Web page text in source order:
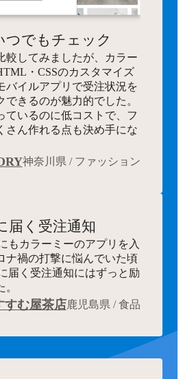
つでもチェック
較してみましたが、カラー
・CSSのカスタマイズ
バイルアプリで受注状況を
できるのが魅力的でした。
ているのに低コストで、フ
さん作れる点も決め手にな
神奈川県 / ファッション
届く受注通知
もカラーミーのアプリを入
ナ禍の打撃に悩んでいた頃
届く受注通知にはずっと励
すむ屋茶店鹿児島県 / 食品